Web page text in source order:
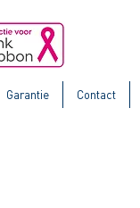
Garantie Contact